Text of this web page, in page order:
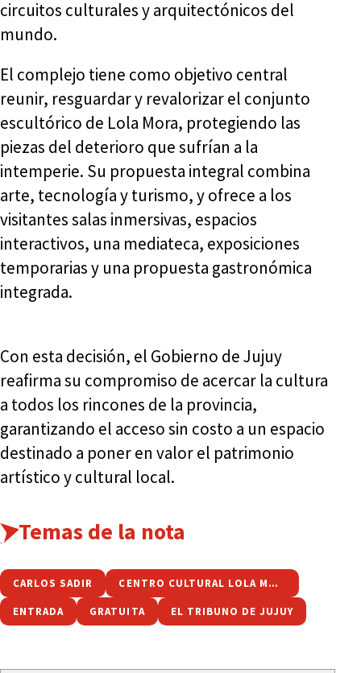
circuitos culturales y arquitectónicos del
mundo.
El complejo tiene como objetivo central
reunir, resguardar y revalorizar el conjunto
escultórico de Lola Mora, protegiendo las
piezas del deterioro que sufrían a la
intemperie. Su propuesta integral combina
arte, tecnología y turismo, y ofrece a los
visitantes salas inmersivas, espacios
interactivos, una mediateca, exposiciones
temporarias y una propuesta gastronómica
integrada.
Con esta decisión, el Gobierno de Jujuy
reafirma su compromiso de acercar la cultura
a todos los rincones de la provincia,
garantizando el acceso sin costo a un espacio
destinado a poner en valor el patrimonio
artístico y cultural local.
Temas de la nota
CARLOS SADIR CENTRO CULTURAL LOLA MORA
ENTRADA GRATUITA EL TRIBUNO DE JUJUY